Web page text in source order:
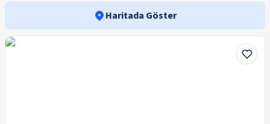
Haritada Göster